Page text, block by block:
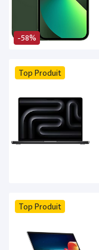
-58%
Top Produit
Top Produit